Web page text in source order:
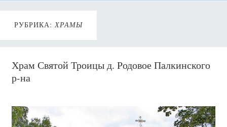
РУБРИКА:ХРАМЫ
Храм Святой Троицы д. Родовое Палкинского
р-на